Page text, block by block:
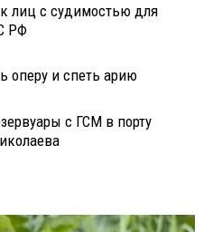
лиц с судимостью для
РФ
оперу и спеть арию
с ГСМ в порту